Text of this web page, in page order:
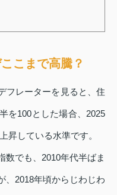
こまで高騰？
フレーターを見ると、住
を100とした場合、2025
昇している水準です。
数でも、2010年代半ばま
、2018年頃からじわじわ